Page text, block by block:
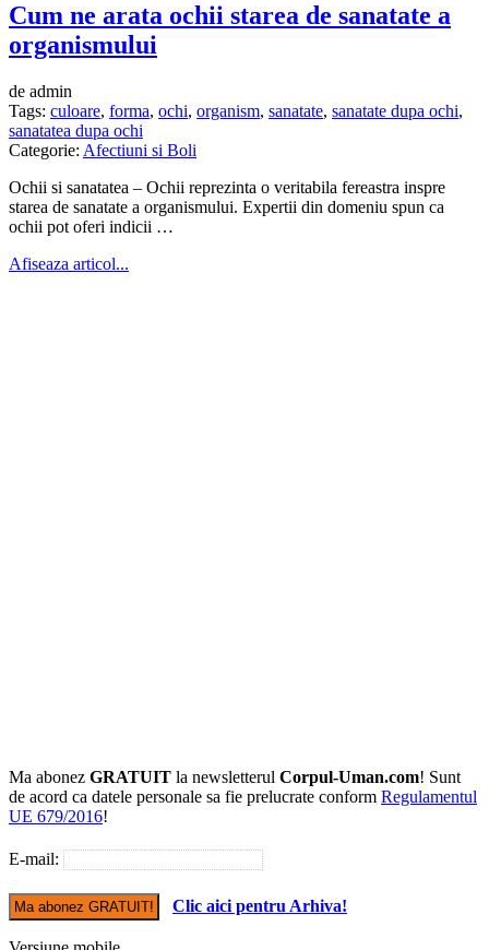
Cum ne arata ochii starea de sanatate a
organismului
de admin
Tags: culoare, forma, ochi, organism, sanatate, sanatate dupa ochi,
sanatatea dupa ochi
Categorie: Afectiuni si Boli
Ochii si sanatatea – Ochii reprezinta o veritabila fereastra inspre
starea de sanatate a organismului. Expertii din domeniu spun ca
ochii pot oferi indicii …
Afiseaza articol...
Ma abonez GRATUIT la newsletterul Corpul-Uman.com! Sunt
de acord ca datele personale sa fie prelucrate conform Regulamentul
UE 679/2016!
E-mail:
Clic aici pentru Arhiva!